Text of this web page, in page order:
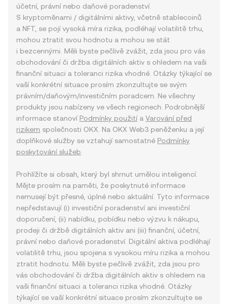
účetní, právní nebo daňové poradenství.
S kryptoměnami / digitálními aktivy, včetně stablecoinů
a NFT, se pojí vysoká míra rizika, podléhají volatilitě trhu,
mohou ztratit svou hodnotu a mohou se stát
i bezcennými. Měli byste pečlivě zvážit, zda jsou pro vás
obchodování či držba digitálních aktiv s ohledem na vaši
finanční situaci a toleranci rizika vhodné. Otázky týkající se
vaší konkrétní situace prosím zkonzultujte se svým
právním/daňovým/investičním poradcem. Ne všechny
produkty jsou nabízeny ve všech regionech. Podrobnější
informace stanoví Podmínky použitía Varování před
rizikem společnosti OKX. Na OKX Web3 peněženku a její
doplňkové služby se vztahují samostatné Podmínky
poskytování služeb
Prohlížíte si obsah, který byl shrnut umělou inteligencí.
Mějte prosím na paměti, že poskytnuté informace
nemusejí být přesné, úplné nebo aktuální. Tyto informace
nepředstavují (i) investiční poradenství ani investiční
doporučení, (ii) nabídku, pobídku nebo výzvu k nákupu,
prodeji či držbě digitálních aktiv ani (iii) finanční, účetní,
právní nebo daňové poradenství. Digitální aktiva podléhají
volatilitě trhu, jsou spojena s vysokou míru rizika a mohou
ztratit hodnotu. Měli byste pečlivě zvážit, zda jsou pro
vás obchodování či držba digitálních aktiv s ohledem na
vaši finanční situaci a toleranci rizika vhodné. Otázky
týkající se vaší konkrétní situace prosím zkonzultujte se